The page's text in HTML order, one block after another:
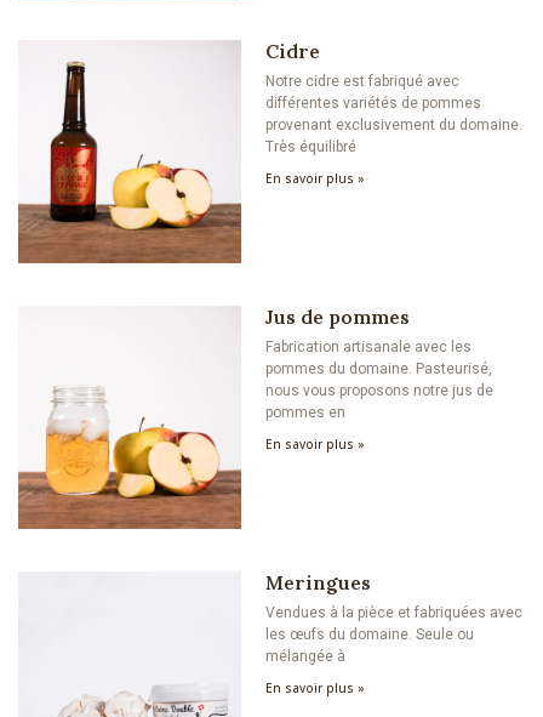
Cidre
Notre cidre est fabriqué avec
différentes variétés de pommes
provenant exclusivement du domaine.
Très équilibré
En savoir plus »
Jus de pommes
Fabrication artisanale avec les
pommes du domaine. Pasteurisé,
nous vous proposons notre jus de
pommes en
En savoir plus »
Meringues
Vendues à la pièce et fabriquées avec
les œufs du domaine. Seule ou
mélangée à
En savoir plus »